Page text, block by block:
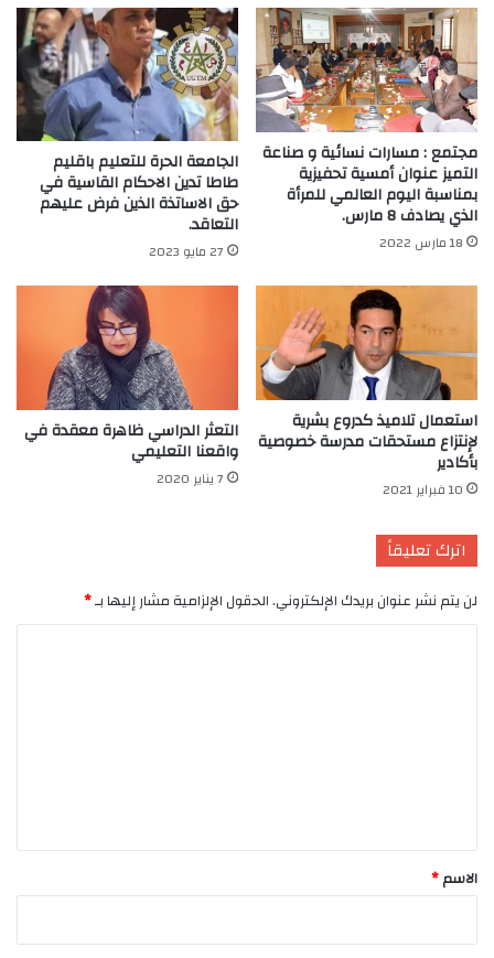
مجتمع : مسارات نسائية و صناعة
التميز عنوان أمسية تحفيزية
بمناسبة اليوم العالمي للمرأة
الذي يصادف 8 مارس.
18 مارس 2022
الجامعة الحرة للتعليم باقليم
طاطا تدين الاحكام القاسية في
حق الاساتذة الذين فرض عليهم
التعاقد.
27 مايو 2023
استعمال تلاميذ كدروع بشرية
لإنتزاع مستحقات مدرسة خصوصية
بأكادير
10 فبراير 2021
التعثر الدراسي ظاهرة معقدة في
واقعنا التعليمي
7 يناير 2020
اترك تعليقاً
لن يتم نشر عنوان بريدك الإلكتروني.الحقول الإلزامية مشار إليها بـ*
*
الاسم*